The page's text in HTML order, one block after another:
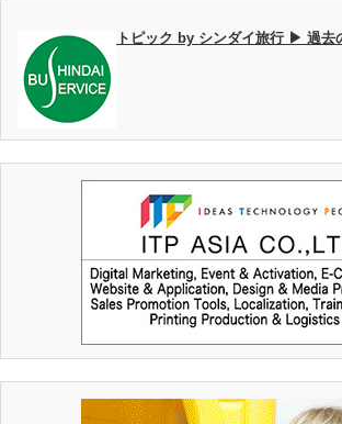
トピック by シンダイ旅行 ▶ 過去